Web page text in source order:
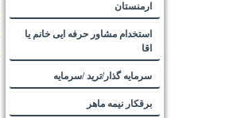
ارمنستان
استخدام مشاور حرفه ایی خانم یا
اقا
سرمایه گذار/ترید /سرمایه
برقکار نیمه ماهر